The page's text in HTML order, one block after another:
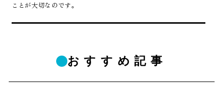
ことが大切なのです。
おすすめ記事